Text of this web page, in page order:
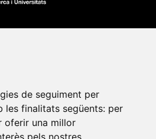
de seguiment per
les finalitats següents: per
oferir una millor
pels nostres
•Universitat CEU Cardenal